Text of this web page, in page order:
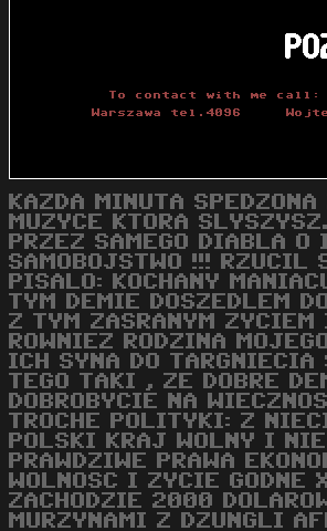
KAZDA MINUTA
MUZYCE KTORA
PRZEZ SAMEGO DIABLA
SAMOBOJSTWO !!! RZUCIL
PISALO: KOCHANY
TYM DEMIE DOSZEDLEM
Z TYM ZASRANYM
ROWNIEZ RODZINA
ICH SYNA DO
TEGO TAKI , ZE DOBRE
DOBROBYCIE NA
TROCHE POLITYKI: Z
POLSKI KRAJ WOLNY I
PRAWDZIWE PRAWA
WOLNOSC I ZYCIE
ZACHODZIE 2000
MURZYNAMI Z DZUNGLI